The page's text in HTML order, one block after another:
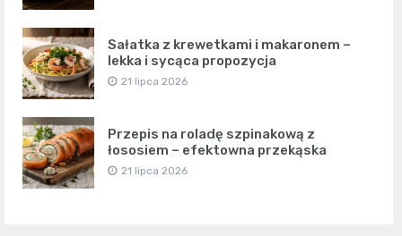
Sałatka z krewetkami i makaronem –
lekka i sycąca propozycja
21 lipca 2026
Przepis na roladę szpinakową z
łososiem – efektowna przekąska
21 lipca 2026